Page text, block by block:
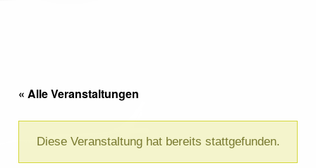
« Alle Veranstaltungen
Diese Veranstaltung hat bereits stattgefunden.